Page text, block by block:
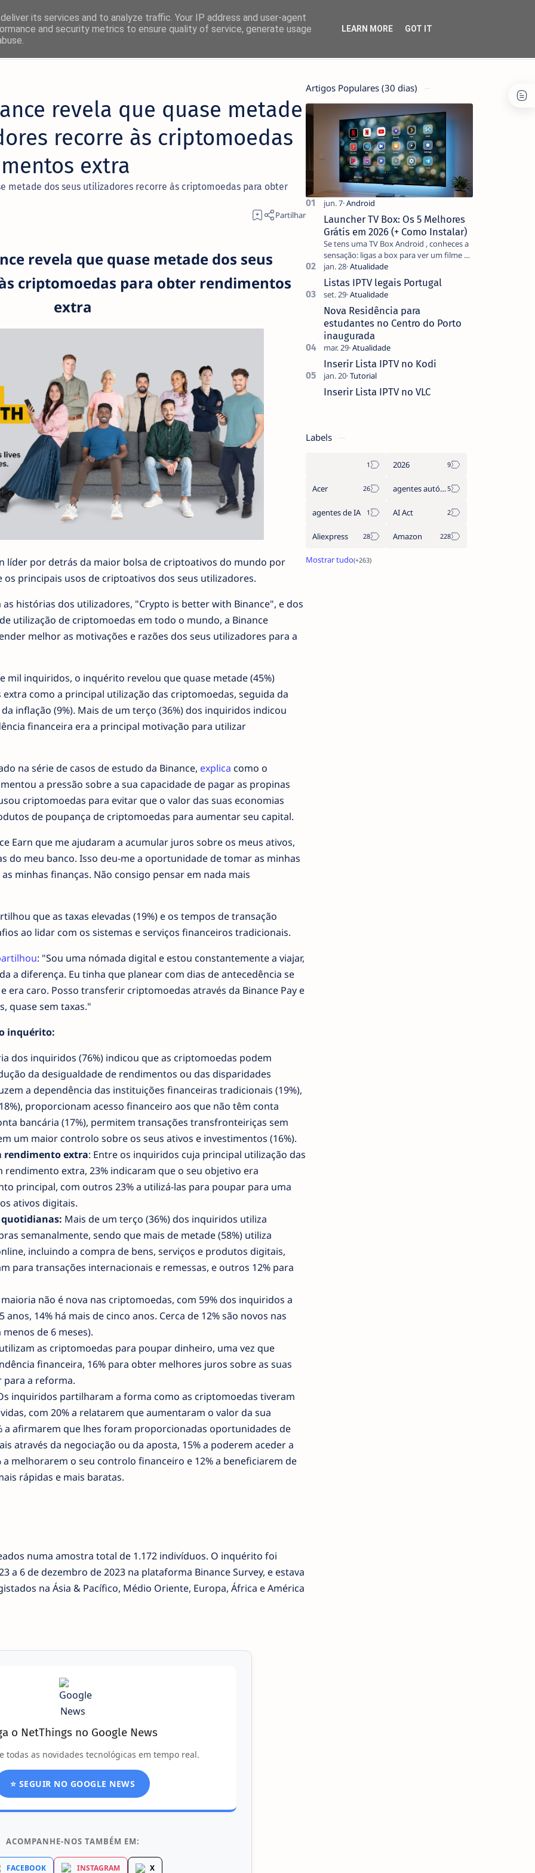
🚀
favoritas:
revela que quase metade
recorre às criptomoedas
extra
metade dos seus utilizadores recorre às criptomoedas para obter
revela que quase metade dos seus
criptomoedas para obter rendimentos
extra
líder por detrás da maior bolsa de criptoativos do mundo por
principais usos de criptoativos dos seus utilizadores.
as histórias dos utilizadores, "Crypto is better with Binance", e dos
utilização de criptomoedas em todo o mundo, a Binance
melhor as motivações e razões dos seus utilizadores para a
mil inquiridos, o inquérito revelou que quase metade (45%)
como a principal utilização das criptomoedas, seguida da
inflação (9%). Mais de um terço (36%) dos inquiridos indicou
financeira era a principal motivação para utilizar
na série de casos de estudo da Binance, explica como o
a pressão sobre a sua capacidade de pagar as propinas
criptomoedas para evitar que o valor das suas economias
de poupança de criptomoedas para aumentar seu capital.
Earn que me ajudaram a acumular juros sobre os meus ativos,
do meu banco. Isso deu-me a oportunidade de tomar as minhas
minhas finanças. Não consigo pensar em nada mais
que as taxas elevadas (19%) e os tempos de transação
ao lidar com os sistemas e serviços financeiros tradicionais.
: "Sou uma nómada digital e estou constantemente a viajar,
a diferença. Eu tinha que planear com dias de antecedência se
era caro. Posso transferir criptomoedas através da Binance Pay e
quase sem taxas."
inquérito:
dos inquiridos (76%) indicou que as criptomoedas podem
da desigualdade de rendimentos ou das disparidades
a dependência das instituições financeiras tradicionais (19%),
proporcionam acesso financeiro aos que não têm conta
bancária (17%), permitem transações transfronteiriças sem
um maior controlo sobre os seus ativos e investimentos (16%).
rendimento extra: Entre os inquiridos cuja principal utilização das
extra, 23% indicaram que o seu objetivo era
principal, com outros 23% a utilizá-las para poupar para uma
ativos digitais.
Mais de um terço (36%) dos inquiridos utiliza
semanalmente, sendo que mais de metade (58%) utiliza
incluindo a compra de bens, serviços e produtos digitais,
para transações internacionais e remessas, e outros 12% para
maioria não é nova nas criptomoedas, com 59% dos inquiridos a
14% há mais de cinco anos. Cerca de 12% são novos nas
de 6 meses).
as criptomoedas para poupar dinheiro, uma vez que
financeira, 16% para obter melhores juros sobre as suas
para a reforma.
inquiridos partilharam a forma como as criptomoedas tiveram
com 20% a relatarem que aumentaram o valor da sua
a afirmarem que lhes foram proporcionadas oportunidades de
através da negociação ou da aposta, 15% a poderem aceder a
a melhorarem o seu controlo financeiro e 12% a beneficiarem de
rápidas e mais baratas.
numa amostra total de 1.172 indivíduos. O inquérito foi
a 6 de dezembro de 2023 na plataforma Binance Survey, e estava
na Ásia & Pacífico, Médio Oriente, Europa, África e América
o NetThings no Google News
todas as novidades tecnológicas em tempo real.
⭐ SEGUIR NO GOOGLE NEWS
ACOMPANHE-NOS TAMBÉM EM:
FACEBOOK INSTAGRAM X
Artigos Populares (30 dias)
Launcher TV Box: Os 5 Melhores
Grátis em 2026 (+ Como Instalar)
Se tens uma TV Box Android , conheces a
sensação: ligas a box para ver um filme e
o ecrã inicial está coberto de sugestões
que não pediste, ban…
Listas IPTV legais Portugal
Nova Residência para
estudantes no Centro do Porto
inaugurada
Inserir Lista IPTV no Kodi
Inserir Lista IPTV no VLC
Labels
2026
Acer agentes autónomos
agentes de IA AI Act
Aliexpress Amazon
its services and to analyze traffic. Your IP address and user-agent
and security metrics to ensure quality of service, generate usage
LEARN MORE GOT IT